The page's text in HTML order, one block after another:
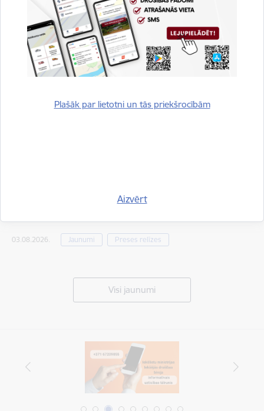
Plašāk par lietotni un tās priekšrocībām
Aizvērt
Siguldas novadā no ūdenstilpes izcelts bojā
gājis cilvēks
05.08.2026. Jaunumi Preses relīzes
03.08.2026. Jaunumi Preses relīzes
Visi jaunumi